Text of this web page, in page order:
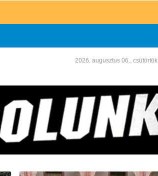
2026. augusztus 06., csütörtök